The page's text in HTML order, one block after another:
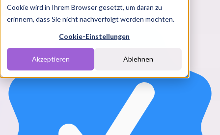
Cookie wird in Ihrem Browser gesetzt, um daran zu
erinnern, dass Sie nicht nachverfolgt werden möchten.
Cookie-Einstellungen
Akzeptieren Ablehnen